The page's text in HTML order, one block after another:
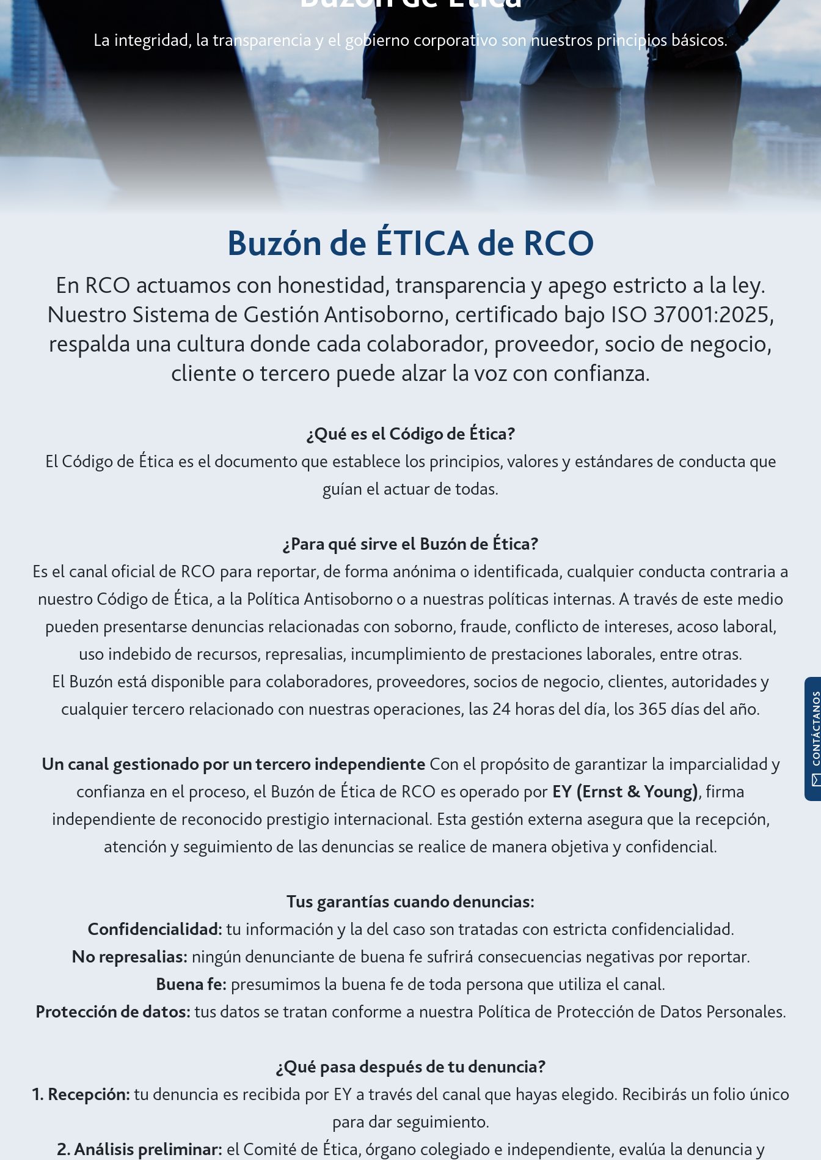
La integridad, la transparencia y el gobierno corporativo son nuestros principios básicos.
Buzón de ÉTICA de RCO
En RCO actuamos con honestidad, transparencia y apego estricto a la ley.
Nuestro Sistema de Gestión Antisoborno, certificado bajo ISO 37001:2025,
respalda una cultura donde cada colaborador, proveedor, socio de negocio,
cliente o tercero puede alzar la voz con confianza.
¿Qué es el Código de Ética?
El Código de Ética es el documento que establece los principios, valores y estándares de conducta que
guían el actuar de todas.
¿Para qué sirve el Buzón de Ética?
Es el canal oficial de RCO para reportar, de forma anónima o identificada, cualquier conducta contraria a
nuestro Código de Ética, a la Política Antisoborno o a nuestras políticas internas. A través de este medio
pueden presentarse denuncias relacionadas con soborno, fraude, conflicto de intereses, acoso laboral,
uso indebido de recursos, represalias, incumplimiento de prestaciones laborales, entre otras.
El Buzón está disponible para colaboradores, proveedores, socios de negocio, clientes, autoridades y
cualquier tercero relacionado con nuestras operaciones, las 24 horas del día, los 365 días del año.
Un canal gestionado por un tercero independiente Con el propósito de garantizar la imparcialidad y
confianza en el proceso, el Buzón de Ética de RCO es operado por EY (Ernst & Young), firma
independiente de reconocido prestigio internacional. Esta gestión externa asegura que la recepción,
atención y seguimiento de las denuncias se realice de manera objetiva y confidencial.
Tus garantías cuando denuncias:
Confidencialidad: tu información y la del caso son tratadas con estricta confidencialidad.
No represalias: ningún denunciante de buena fe sufrirá consecuencias negativas por reportar.
Buena fe: presumimos la buena fe de toda persona que utiliza el canal.
Protección de datos: tus datos se tratan conforme a nuestra Política de Protección de Datos Personales.
¿Qué pasa después de tu denuncia?
1. Recepción: tu denuncia es recibida por EY a través del canal que hayas elegido. Recibirás un folio único
para dar seguimiento.
2. Análisis preliminar: el Comité de Ética, órgano colegiado e independiente, evalúa la denuncia y